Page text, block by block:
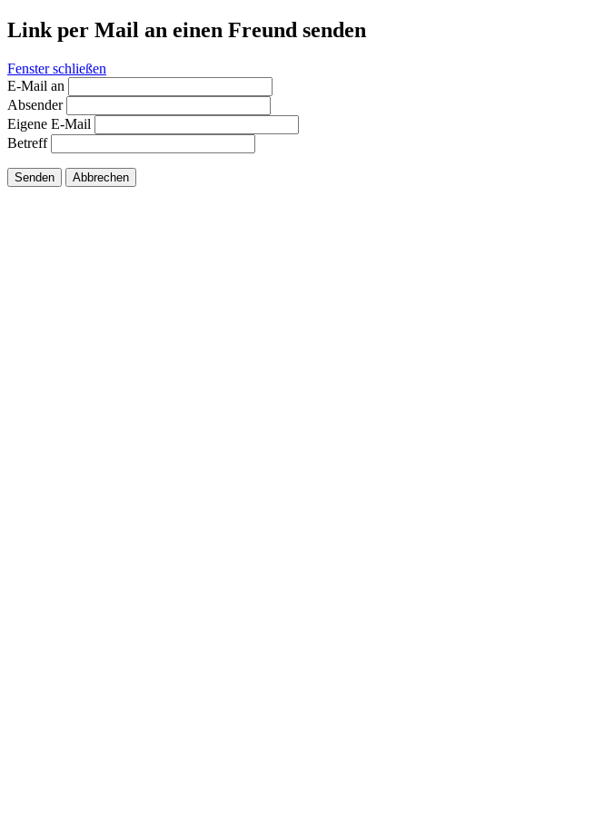
Link per Mail an einen Freund senden
Fenster schließen
E-Mail an
Absender
Eigene E-Mail
Betreff
Senden Abbrechen